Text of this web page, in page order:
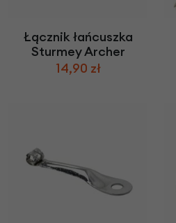
Łącznik łańcuszka
Sturmey Archer
14,90 zł